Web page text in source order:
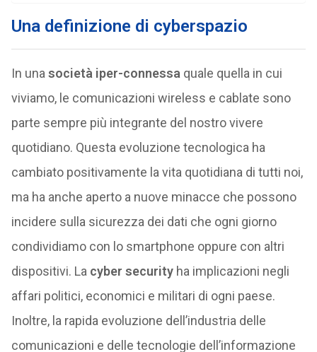
Una definizione di cyberspazio
In una società iper-connessa quale quella in cui
viviamo, le comunicazioni wireless e cablate sono
parte sempre più integrante del nostro vivere
quotidiano. Questa evoluzione tecnologica ha
cambiato positivamente la vita quotidiana di tutti noi,
ma ha anche aperto a nuove minacce che possono
incidere sulla sicurezza dei dati che ogni giorno
condividiamo con lo smartphone oppure con altri
dispositivi. La cyber securityha implicazioni negli
affari politici, economici e militari di ogni paese.
Inoltre, la rapida evoluzione dell’industria delle
comunicazioni e delle tecnologie dell’informazione